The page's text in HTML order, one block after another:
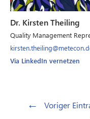
Dr. Kirsten Theiling
Quality Management
Via LinkedIn vernetzen
← Voriger